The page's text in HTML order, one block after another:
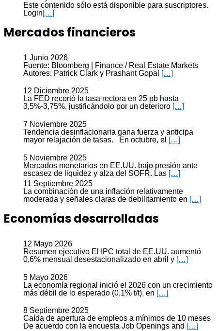
Este contenido sólo está disponible para suscriptores.
Login[…]
Mercados financieros
1 Junio 2026
Fuente: Bloomberg | Finance / Real Estate Markets
Autores: Patrick Clark y Prashant Gopal
[…]
12 Diciembre 2025
La FED recortó la tasa rectora en 25 pb hasta
3,5%-3,75%, justificándolo por un deterioro […]
7 Noviembre 2025
Tendencia desinflacionaria gana fuerza y anticipa
mayor relajación de tasas. En octubre, el […]
5 Noviembre 2025
Mercados monetarios en EE.UU. bajo presión ante
escasez de liquidez y alza del SOFR. Las […]
11 Septiembre 2025
La combinación de una inflación relativamente
moderada y señales claras de debilitamiento en […]
Economías desarrolladas
12 Mayo 2026
Resumen ejecutivo El IPC total de EE.UU. aumentó
0,6% mensual desestacionalizado en abril y […]
5 Mayo 2026
La economía regional inició el 2026 con un crecimiento
más débil de lo esperado (0,1% t/t), en […]
8 Septiembre 2025
Caída de apertura de empleos a mínimos de 10 meses
De acuerdo con la encuesta Job Openings and […]